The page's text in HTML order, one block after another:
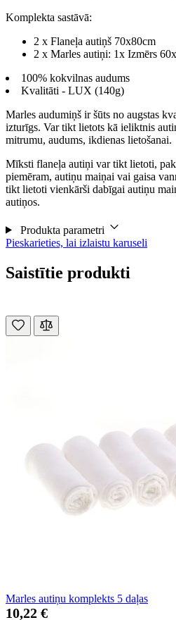
Komplekta sastāvā:
2 x Flaneļa autiņš 70x80cm
2 x Marles autiņi: 1x Izmērs
100% kokvilnas audums
Kvalitāti - LUX (140g)
Marles audumiņš ir šūts no augstas
izturīgs. Var tikt lietots kā ieliktnis
mitrumu, audums, ikdienas lietošanai.
Mīksti flaneļa autiņi var tikt lietoti,
piemēram, autiņu maiņai vai gaisa
tikt lietoti vienkārši dabīgai autiņu
autiņos.
Produkta parametri
Pieskarieties, lai izlaistu karuseli
Saistītie produkti
Marles autiņu komplekts 5 daļas
10,22 €